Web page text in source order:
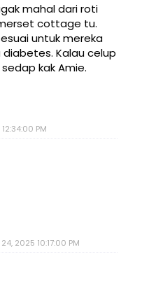
mahal dari roti
cottage tu.
untuk mereka
Kalau celup
kak Amie.
PM
2025 10:17:00 PM